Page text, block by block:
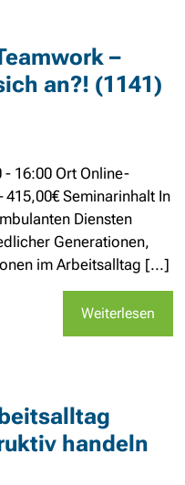
–
an?! (1141)
- 16:00 Ort Online-
Seminarinhalt In
Diensten
Generationen,
im Arbeitsalltag [...]
Weiterlesen
handeln